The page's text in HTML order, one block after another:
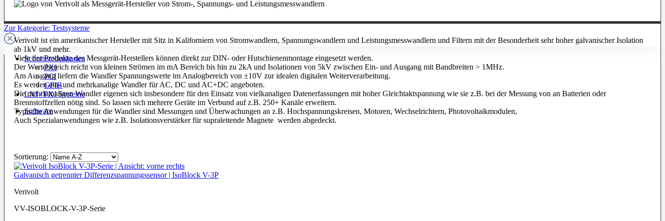
Zur Kategorie: Testsysteme
Schnittstellenkarten
PXI
PCI
GPIB
LXI / PXI Systeme
Software
Verivolt ist ein amerikanischer Hersteller mit Sitz in Kaliforniern von Stromwandlern, Spannungswandlern und Leistungsmesswandlern und Filtern mit der Besonderheit sehr hoher galvanischer Isolation
ab 1kV und mehr.
Viele der Produkte des Messgerät-Herstellers können direkt zur DIN- oder Hutschienenmontage eingesetzt werden.
Der Wertebereich reicht von kleinen Strömen im mA Bereich bis hin zu 2kA und Isolationen von 5kV zwischen Ein- und Ausgang mit Bandbreiten > 1MHz.
Am Ausgang liefern die Wandler Spannungswerte im Analogbereich von ±10V zur idealen digitalen Weiterverarbeitung.
Es werden ein- und mehrkanalige Wandler für AC, DC und AC+DC angeboten.
Die mehrkanaligen Wandler eigenen sich insbesondere für den Einsatz von vielkanaligen Datenerfassungen mit hoher Gleichtaktspannung wie sie z.B. bei der Messung von an Batterien oder
Brennstoffzellen nötig sind. So lassen sich mehrere Geräte im Verbund auf z.B. 250+ Kanäle erweitern.
Typische Anwendungen für die Wandler sind Messungen und Überwachungen an z.B. Hochspannungskreisen, Motoren, Wechselrichtern, Photovoltaikmodulen,
Auch Spezialanwendungen wie z.B. Isolationsverstärker für supraleitende Magnete werden abgedeckt.
Sortierung:
Galvanisch getrennter Differenzspannungssensor | IsoBlock V-3P
Verivolt
VV-ISOBLOCK-V-3P-Serie